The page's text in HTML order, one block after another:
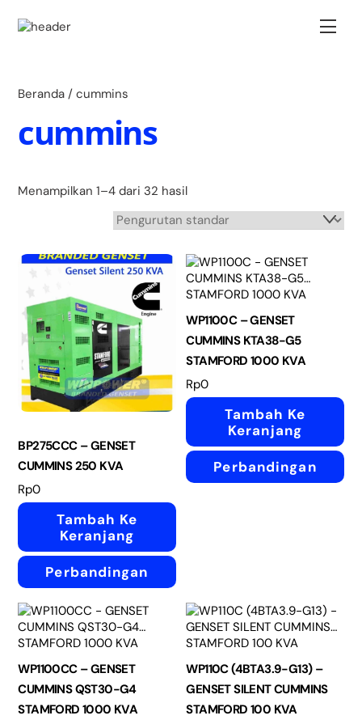
Beranda / cummins
cummins
Menampilkan 1–4 dari 32 hasil
BP275CCC – GENSET
CUMMINS 250 KVA
Rp0
Tambah Ke
Keranjang
Perbandingan
WP1100C – GENSET
CUMMINS KTA38-G5
STAMFORD 1000 KVA
Rp0
Tambah Ke
Keranjang
Perbandingan
WP1100CC – GENSET
CUMMINS QST30-G4
STAMFORD 1000 KVA
WP110C (4BTA3.9-G13) –
GENSET SILENT CUMMINS
STAMFORD 100 KVA